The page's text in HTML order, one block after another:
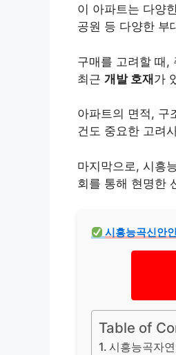
이 아파트는 다양
공원 등 다양한 부
구매를 고려할 때,
최근 개발 호재가
아파트의 면적, 구
건도 중요한 고려
마지막으로, 시흥
회를 통해 현명한
시흥능곡신안
Table of
시흥능곡자